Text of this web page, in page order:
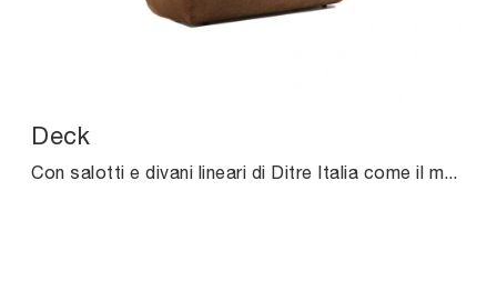
Deck
Con salotti e divani lineari di Ditre Italia come il modello Deck in tessuto, potrai ultimare il tuo progetto d'arredo.